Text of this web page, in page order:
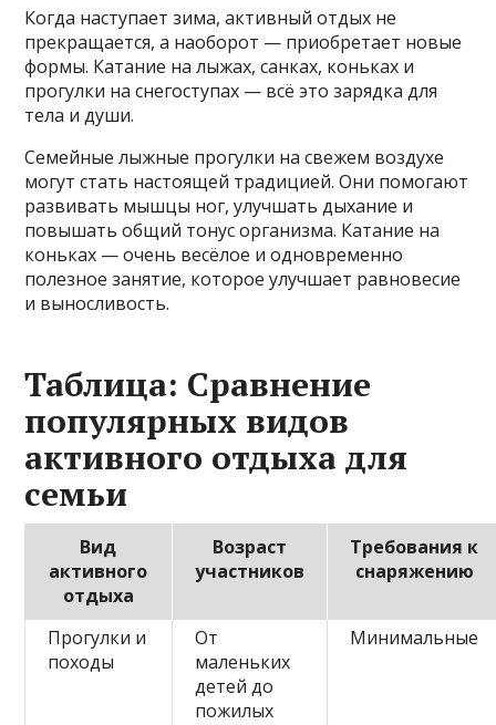
Когда наступает зима, активный отдых не
прекращается, а наоборот — приобретает новые
формы. Катание на лыжах, санках, коньках и
прогулки на снегоступах — всё это зарядка для
тела и души.
Семейные лыжные прогулки на свежем воздухе
могут стать настоящей традицией. Они помогают
развивать мышцы ног, улучшать дыхание и
повышать общий тонус организма. Катание на
коньках — очень весёлое и одновременно
полезное занятие, которое улучшает равновесие
и выносливость.
Таблица: Сравнение
популярных видов
активного отдыха для
семьи
Вид
активного
отдыха
Возраст
участников
Требования к
снаряжению
Прогулки и
походы
От
маленьких
детей до
пожилых
Минимальные